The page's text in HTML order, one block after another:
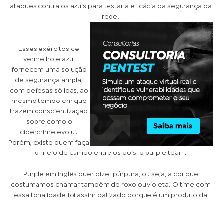
ataques contra os azuis para testar a eficácia da segurança da
rede.
Esses exércitos de
vermelho e azul
fornecem uma solução
de segurança ampla,
com defesas sólidas, ao
mesmo tempo em que
trazem conscientização
sobre como o
cibercrime evolui.
Porém, existe quem faça
o meio de campo entre os dois: o purple team.
Purple em inglês quer dizer púrpura, ou seja, a cor que
costumamos chamar também de roxo ou violeta. O time com
essa tonalidade foi assim batizado porque é um produto da